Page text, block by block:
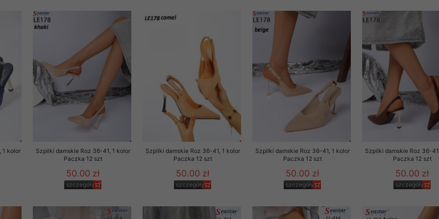
1 kolor
Szpilki damskie Roz 36-41, 1 kolor
Paczka 12 szt
50.00 zł
szczegóły
Szpilki damskie Roz 36-41, 1 kolor
Paczka 12 szt
50.00 zł
szczegóły
Szpilki damskie Roz 36-41, 1 kolor
Paczka 12 szt
50.00 zł
szczegóły
Szpilki damskie Roz 36-
Paczka 12 szt
50.00 zł
szczegóły
zgody.
„Przejdź dalej” lub zamkniesz to okno, to wyrazisz zgodę na przetwarzanie przez OMEZ
Zgodę możesz w każdym momencie wycofać . Pamiętaj, że wycofanie zgody nie
przetwarzania dokonanego wcześniej.
w tym o przysługujących uprawnieniach (prawo dostępu, sprostowania oraz usunięcia
ich przetwarzania, prawo do ich przenoszenia, niepodlegania zautomatyzowanemu
w tym profilowaniu, a także prawo wyrażenia sprzeciwu wobec przetwarzania Twoich
w Polityce prywatności.